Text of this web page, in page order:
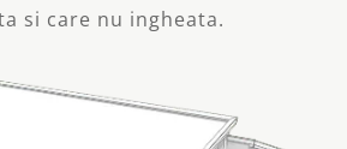
si care nu ingheata.